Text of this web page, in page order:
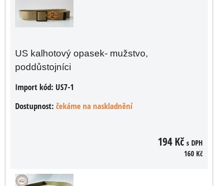
US kalhotový opasek- mužstvo,
poddůstojníci
Import kód: US7-1
Dostupnost: čekáme na naskladnění
194 Kč s DPH
160 Kč